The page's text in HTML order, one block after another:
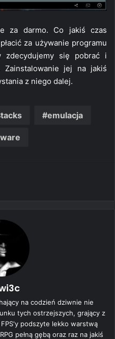
za darmo. Co jakiś czas
za używanie programu
zdecydujemy się pobrać i
Zainstalowanie jej na jakiś
z niego dalej.
emulacja
na codzień dziwnie nie
tych ostrzejszych, grający z
podszyte lekko warstwą
pełną gębą oraz raz na jakiś